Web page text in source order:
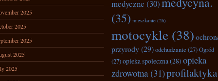
2025
2025
2025
2025
2025
medyczne (30)
(35) mieszkanie (26)
motocykle (38)
przyrody(29)odchudzanie (27)Ogród
(27)opieka społeczna(28) opieka
zdrowotna(31)profilaktyka